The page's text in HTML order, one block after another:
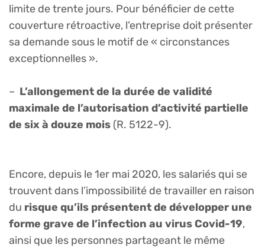
limite de trente jours. Pour bénéficier de cette
couverture rétroactive, l’entreprise doit présenter
sa demande sous le motif de « circonstances
exceptionnelles ».
– L’allongement de la durée de validité
maximale de l’autorisation d’activité partielle
de six à douze mois (R. 5122-9).
Encore, depuis le 1er mai 2020, les salariés qui se
trouvent dans l’impossibilité de travailler en raison
du risque qu’ils présentent de développer une
forme grave de l’infection au virus Covid-19,
ainsi que les personnes partageant le même